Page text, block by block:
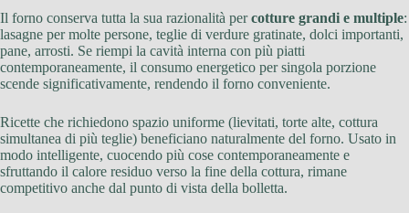
Il forno conserva tutta la sua razionalità percotture grandi e multiple:
lasagne per molte persone, teglie di verdure gratinate, dolci importanti,
pane, arrosti. Se riempi la cavità interna con più piatti
contemporaneamente, il consumo energetico per singola porzione
scende significativamente, rendendo il forno conveniente.
Ricette che richiedono spazio uniforme (lievitati, torte alte, cottura
simultanea di più teglie) beneficiano naturalmente del forno. Usato in
modo intelligente, cuocendo più cose contemporaneamente e
sfruttando il calore residuo verso la fine della cottura, rimane
competitivo anche dal punto di vista della bolletta.